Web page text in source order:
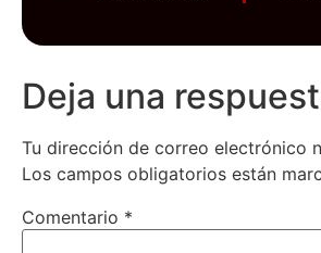
Deja una
Tu dirección de correo electrónico
Los campos obligatorios están
Comentario *